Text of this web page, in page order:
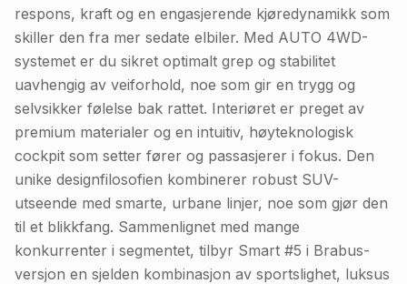
respons, kraft og en engasjerende kjøredynamikk som
skiller den fra mer sedate elbiler. Med AUTO 4WD-
systemet er du sikret optimalt grep og stabilitet
uavhengig av veiforhold, noe som gir en trygg og
selvsikker følelse bak rattet. Interiøret er preget av
premium materialer og en intuitiv, høyteknologisk
cockpit som setter fører og passasjerer i fokus. Den
unike designfilosofien kombinerer robust SUV-
utseende med smarte, urbane linjer, noe som gjør den
til et blikkfang. Sammenlignet med mange
konkurrenter i segmentet, tilbyr Smart #5 i Brabus-
versjon en sjelden kombinasjon av sportslighet, luksus